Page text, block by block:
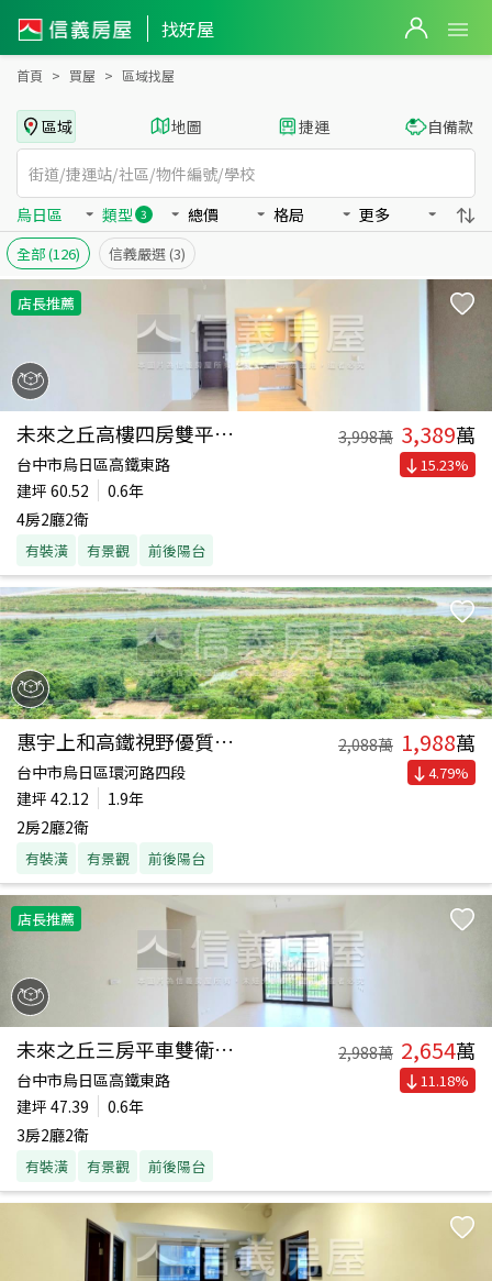
找好屋
台中市烏日區買房：店面、辦公、大樓房屋物件出售、房價分析
首頁 買屋 區域找屋
區域 地圖 捷運 自備款
烏日區 類型 3 總價 格局 更多
全部(126) 信義嚴選 (3)
店長推薦
未來之丘高樓四房雙平車位 3,998萬 3,389萬
台中市烏日區高鐵東路
建坪 60.52
0.6年
4房2廳2衛
有裝潢 有景觀 前後陽台
15.23%
惠宇上和高鐵視野優質兩房 2,088萬 1,988萬
台中市烏日區環河路四段
建坪 42.12
1.9年
2房2廳2衛
有裝潢 有景觀 前後陽台
4.79%
店長推薦
未來之丘三房平車雙衛開窗 2,988萬 2,654萬
台中市烏日區高鐵東路
建坪 47.39
0.6年
3房2廳2衛
有裝潢 有景觀 前後陽台
11.18%